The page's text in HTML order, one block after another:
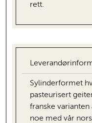
rett.
Sylinderformet
pasteurisert
franske
noe med vår